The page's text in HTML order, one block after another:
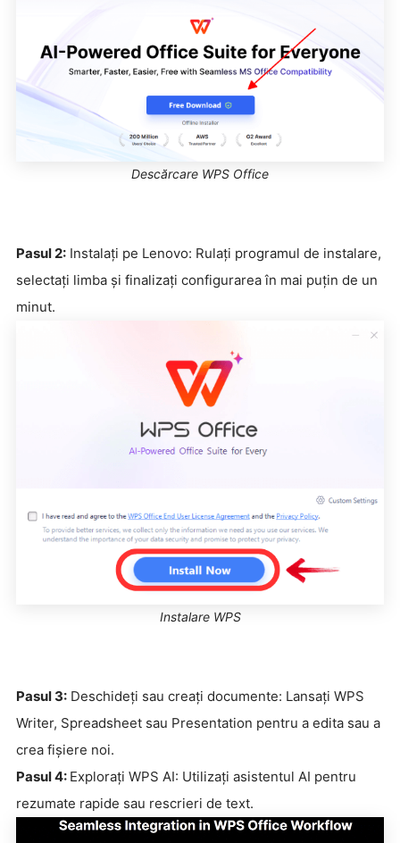
Descărcare WPS Office
Pasul 2: Instalați pe Lenovo: Rulați programul de instalare,
selectați limba și finalizați configurarea în mai puțin de un
minut.
Instalare WPS
Pasul 3: Deschideți sau creați documente: Lansați WPS
Writer, Spreadsheet sau Presentation pentru a edita sau a
crea fișiere noi.
Pasul 4: Explorați WPS AI: Utilizați asistentul AI pentru
rezumate rapide sau rescrieri de text.